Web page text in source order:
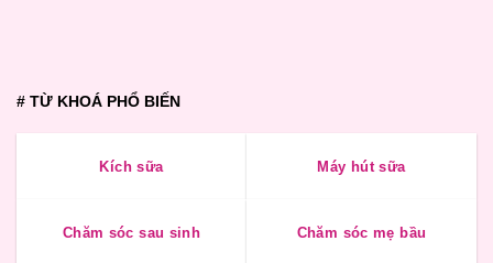
# TỪ KHOÁ PHỔ BIẾN
Kích sữa Máy hút sữa
Chăm sóc sau sinh Chăm sóc mẹ bầu